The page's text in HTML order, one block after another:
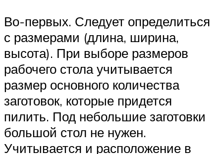
Во-первых. Следует определиться
с размерами (длина, ширина,
высота). При выборе размеров
рабочего стола учитывается
размер основного количества
заготовок, которые придется
пилить. Под небольшие заготовки
большой стол не нужен.
Учитывается и расположение в